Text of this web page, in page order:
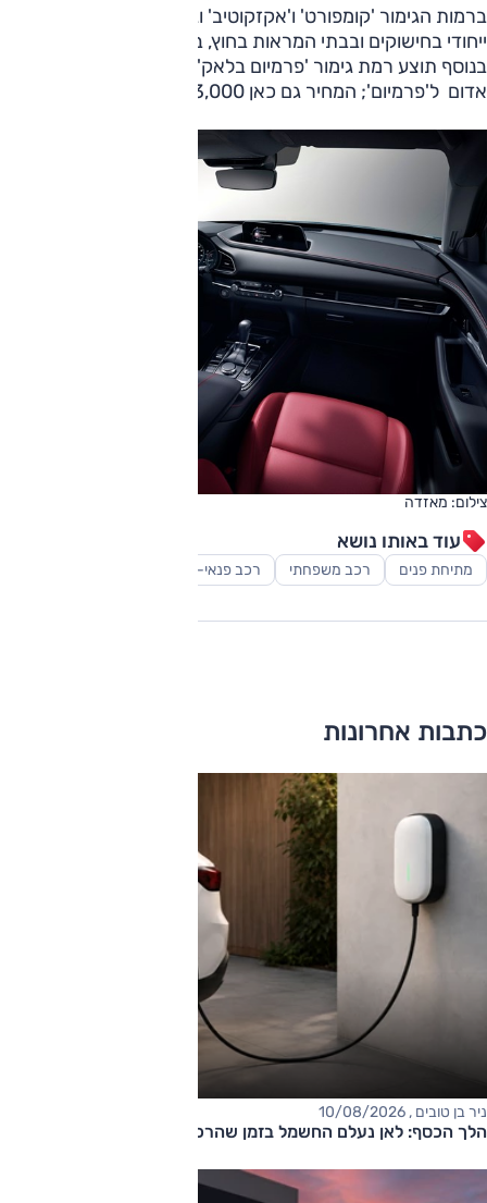
ברמות הגימור 'קומפורט' ו'אקזקוטיב' וגם זו כוללת אותו גימור
ייחודי בחישוקים ובבתי המראות בחוץ, בתפרים האדומים בפנים.
בנוסף תוצע רמת גימור 'פרמיום בלאק' המוסיפה גם ריפוד עור
אדום ל'פרמיום'; המחיר גם כאן 3,000 שקלים.
צילום: מאזדה
עוד באותו נושא
מתיחת פנים רכב משפחתי רכב פנאי-שטח
כתבות אחרונות
ניר בן טובים , 10/08/2026
הלך הכסף: לאן נעלם החשמל בזמן שהרכב מחובר לשקע?